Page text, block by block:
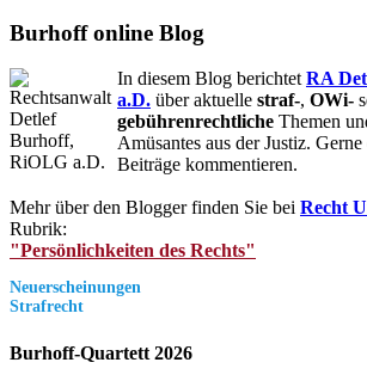
Burhoff online Blog
In diesem Blog berichtet RA
a.D. über aktuelle straf-, OWi-
gebührenrechtliche Themen
Amüsantes aus der Justiz.
Beiträge kommentieren.
Mehr über den Blogger finden Sie bei Recht
Rubrik:
"Persönlichkeiten des Rechts"
Neuerscheinungen
Strafrecht
Burhoff-Quartett 2026